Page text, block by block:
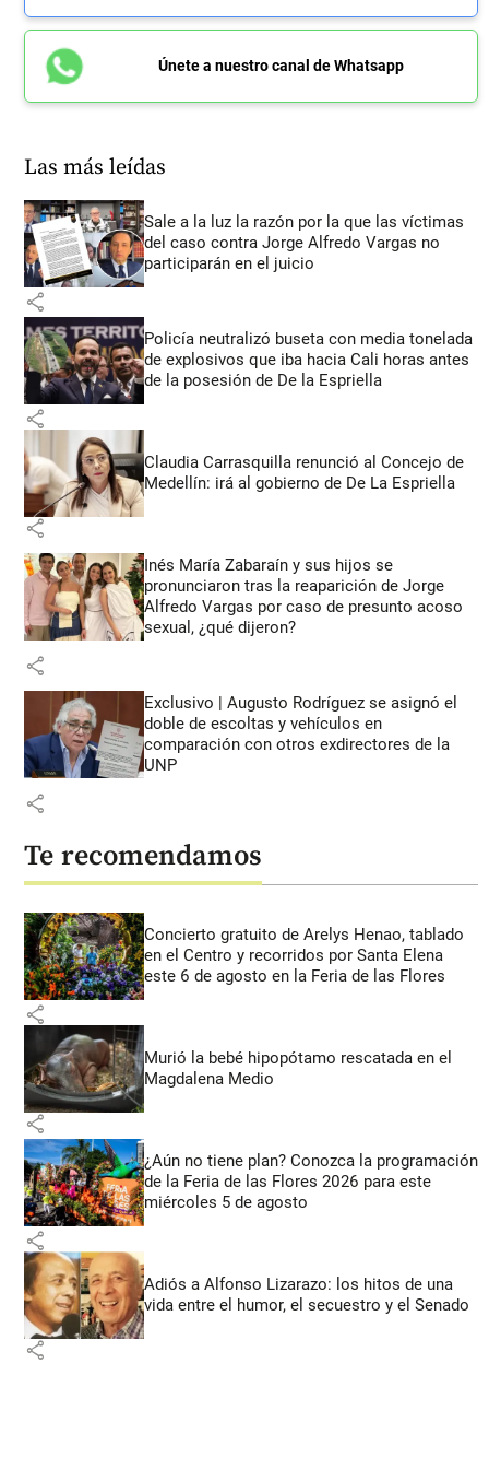
Únete a nuestro canal de Whatsapp
Las más leídas
Sale a la luz la razón por la que las víctimas
del caso contra Jorge Alfredo Vargas no
participarán en el juicio
share
Policía neutralizó buseta con media tonelada
de explosivos que iba hacia Cali horas antes
de la posesión de De la Espriella
share
Claudia Carrasquilla renunció al Concejo de
Medellín: irá al gobierno de De La Espriella
share
Inés María Zabaraín y sus hijos se
pronunciaron tras la reaparición de Jorge
Alfredo Vargas por caso de presunto acoso
sexual, ¿qué dijeron?
share
Exclusivo | Augusto Rodríguez se asignó el
doble de escoltas y vehículos en
comparación con otros exdirectores de la
UNP
share
Te recomendamos
Concierto gratuito de Arelys Henao, tablado
en el Centro y recorridos por Santa Elena
este 6 de agosto en la Feria de las Flores
share
Murió la bebé hipopótamo rescatada en el
Magdalena Medio
share
¿Aún no tiene plan? Conozca la programación
de la Feria de las Flores 2026 para este
miércoles 5 de agosto
share
Adiós a Alfonso Lizarazo: los hitos de una
vida entre el humor, el secuestro y el Senado
share